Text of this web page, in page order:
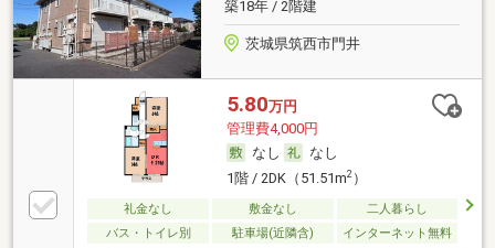
築18年 / 2階建
茨城県筑西市門井
5.80万円
管理費4,000円
なし
なし
1階 / 2DK（51.51m2）
礼金なし 敷金なし
二人暮らし
バス・トイレ別
駐車場(近隣含) インターネット無料